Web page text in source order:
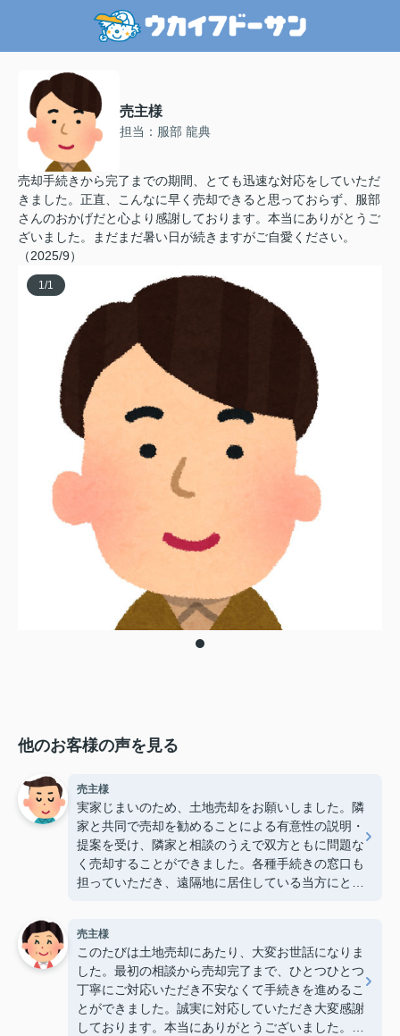
売主様
担当：服部 龍典
売却手続きから完了までの期間、とても迅速な対応をしていただ
きました。正直、こんなに早く売却できると思っておらず、服部
さんのおかげだと心より感謝しております。本当にありがとうご
ざいました。まだまだ暑い日が続きますがご自愛ください。
（2025/9）
1/1
他のお客様の声を見る
売主様
実家じまいのため、土地売却をお願いしました。隣
家と共同で売却を勧めることによる有意性の説明・
提案を受け、隣家と相談のうえで双方ともに問題な
く売却することができました。各種手続きの窓口も
担っていただき、遠隔地に居住している当方にとっ
売主様
このたびは土地売却にあたり、大変お世話になりま
した。最初の相談から売却完了まで、ひとつひとつ
丁寧にご対応いただき不安なくて手続きを進めるこ
とができました。誠実に対応していただき大変感謝
しております。本当にありがとうございました。